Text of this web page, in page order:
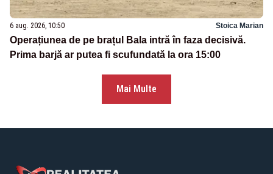
6 aug. 2026, 10:50 Stoica Marian
Operațiunea de pe brațul Bala intră în faza decisivă.
Prima barjă ar putea fi scufundată la ora 15:00
Mai Multe